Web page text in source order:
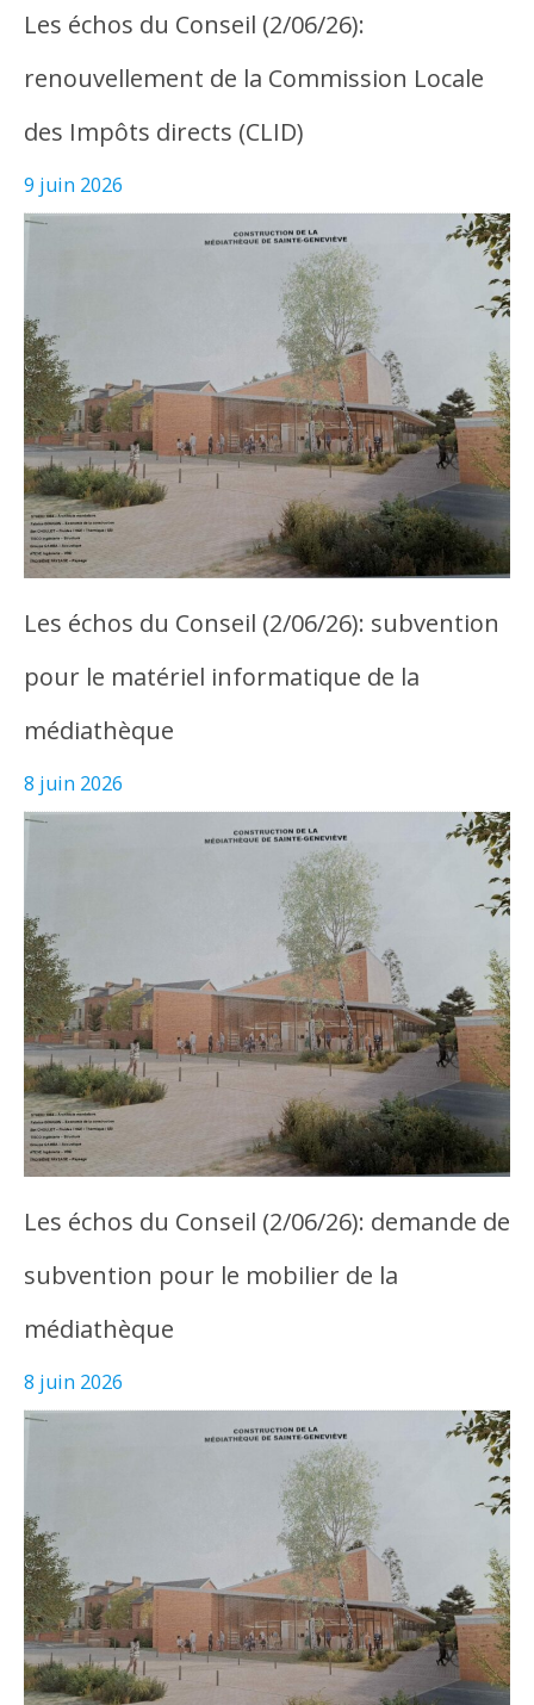
Les échos du Conseil (2/06/26):
renouvellement de la Commission Locale
des Impôts directs (CLID)
9 juin 2026
Les échos du Conseil (2/06/26): subvention
pour le matériel informatique de la
médiathèque
8 juin 2026
Les échos du Conseil (2/06/26): demande de
subvention pour le mobilier de la
médiathèque
8 juin 2026